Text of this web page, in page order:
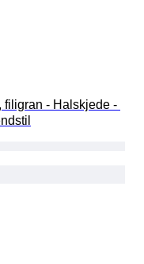
filigran - Halskjede -